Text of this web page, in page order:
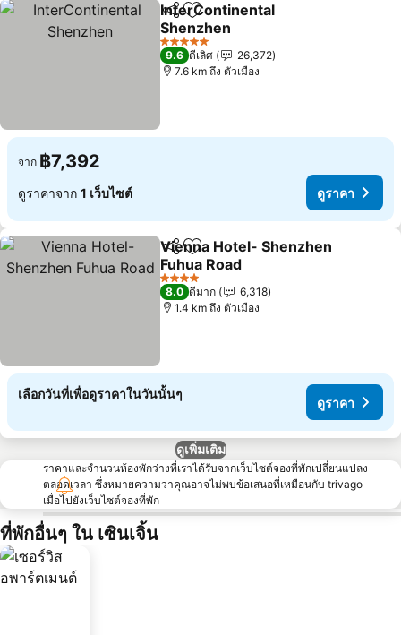
แชร์ เพิ่มในรายการโปรด
InterContinental
Shenzhen
ดูราคา
5 ดาว
9.6 ดีเลิศ
26,372
7.6 km ถึง ตัวเมือง
จาก ฿7,392
ดูราคาจาก 1 เว็บไซต์ ดูราคา
แชร์ เพิ่มในรายการโปรด
Vienna Hotel- Shenzhen
Fuhua Road
ดูราคา
4 ดาว
8.0 ดีมาก
6,318
1.4 km ถึง ตัวเมือง
เลือกวันที่เพื่อดูราคาในวันนั้นๆ
ดูราคา
ดูเพิ่มเติม
ราคาและจำนวนห้องพักว่างที่เราได้รับจากเว็บไซต์จองที่พักเปลี่ยนแปลง
ตลอดเวลา ซึ่งหมายความว่าคุณอาจไม่พบข้อเสนอที่เหมือนกับ trivago
เมื่อไปยังเว็บไซต์จองที่พัก
ที่พักอื่นๆ ใน เซินเจิ้น